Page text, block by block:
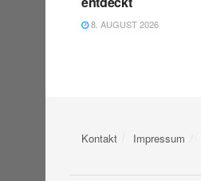
8. AUGUST 2026
Kontakt Impressum